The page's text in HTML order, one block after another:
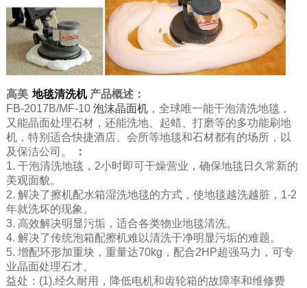
高美 地毯清洗机 产品概述：
FB-2017B/MF-10泡沫晶面机 ，全球唯一能干泡清洗地毯，
又能晶面处理石材，还能洗地、起蜡、打磨等的多功能刷地
机，特别适合快捷酒店、会所等地毯和石材都有的场所，以
及保洁公司。
：
1. 干泡清洗地毯，2小时即可干燥营业，确保地毯日久常新的
美观面貌。
2. 解决了擦机配水箱湿洗地毯的方式，使地毯越洗越脏，1-2
年就洗坏的现象。
3. 高效解决明显污垢，适合各类物业地毯清洗。
4. 解决了传统泡箱配擦机难以清洗干净明显污垢的难题。
5. 增配环形加重块，重量达70kg，配合2HP超强马力，可专
业晶面处理石才。
益处：(1).经久耐用，降低电机和齿轮箱的故障率和维修费